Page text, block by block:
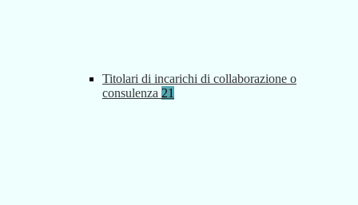
Titolari di incarichi di collaborazione o
consulenza 21